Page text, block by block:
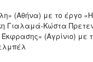
(Αθήνα) με το έργο
Γιαλαμά-Κώστα
Έκφρασης» (Αγρίνιο) με